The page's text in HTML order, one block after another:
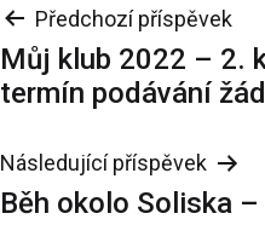
Navigace
pro
Předchozí příspěvek
Můj klub 2022 – 2.
termín podávání
Následující příspěvek
Běh okolo Soliska